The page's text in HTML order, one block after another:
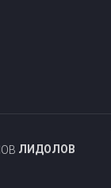
ЛИДОЛОВ